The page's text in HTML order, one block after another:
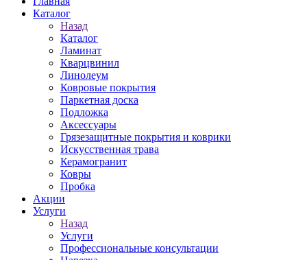
Каталог
Назад
Каталог
Ламинат
Кварцвинил
Линолеум
Ковровые покрытия
Паркетная доска
Подложка
Аксессуары
Грязезащитные покрытия и коврики
Искусственная трава
Керамогранит
Ковры
Пробка
Акции
Услуги
Назад
Услуги
Профессиональные консультации